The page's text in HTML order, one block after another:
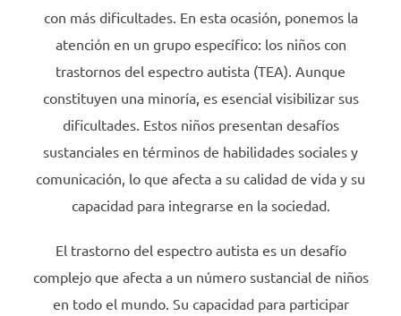
con más dificultades. En esta ocasión, ponemos la
atención en un grupo específico: los niños con
trastornos del espectro autista (TEA). Aunque
constituyen una minoría, es esencial visibilizar sus
dificultades. Estos niños presentan desafíos
sustanciales en términos de habilidades sociales y
comunicación, lo que afecta a su calidad de vida y su
capacidad para integrarse en la sociedad.
El trastorno del espectro autista es un desafío
complejo que afecta a un número sustancial de niños
en todo el mundo. Su capacidad para participar